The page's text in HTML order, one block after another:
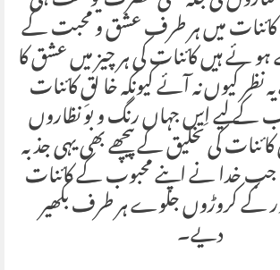
کائنات میں ہر طرف عشق و محبت کے
ہیں کائنات کی ہر چیز میں عشق کا
نظر کیوں نہ آئے کیونکہ خا لقِ کائنات
کے لیے اِس جہاں رنگ و بو نظاروں
کی تخلیق کے پیچھے بھی یہی جذبہ
جب خدا نے اپنے محبوب کے کائنات
کے کروڑوں جلوے ہر طرف بکھیر
دیے۔